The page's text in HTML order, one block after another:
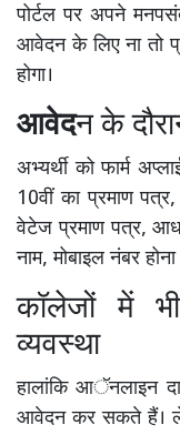
पोर्टल पर अपने
आवेदन के लिए ना तो
होगा।
आवेदन के
अभ्यर्थी को फार्म
10वीं का प्रमाण
वेटेज प्रमाण पत्र,
नाम, मोबाइल नंबर
कॉलेजों में
व्यवस्था
हालांकि आॅनलाइन
आवेदन कर सकते हैं।